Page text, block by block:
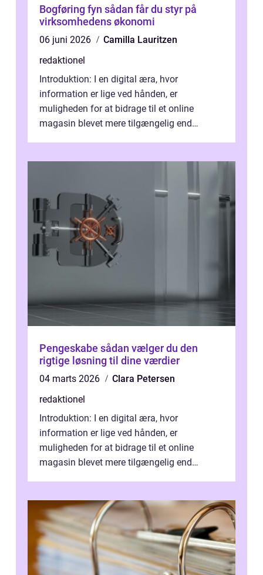
Bogføring fyn sådan får du styr på
virksomhedens økonomi
06 juni 2026
Camilla Lauritzen
redaktionel
Introduktion: I en digital æra, hvor
information er lige ved hånden, er
muligheden for at bidrage til et online
magasin blevet mere tilgængelig end
Pengeskabe sådan vælger du den
rigtige løsning til dine værdier
04 marts 2026
Clara Petersen
redaktionel
Introduktion: I en digital æra, hvor
information er lige ved hånden, er
muligheden for at bidrage til et online
magasin blevet mere tilgængelig end